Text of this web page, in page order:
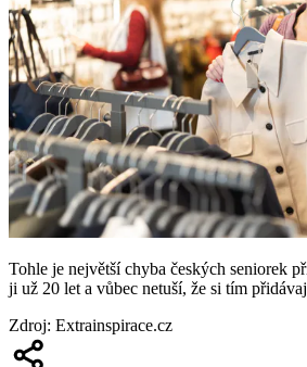
Tohle je největší chyba českých seniorek
ji už 20 let a vůbec netuší, že si tím
Zdroj: Extrainspirace.cz